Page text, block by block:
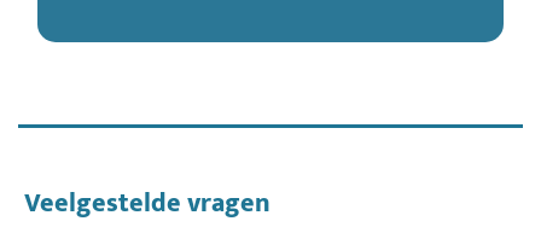
Veelgestelde vragen